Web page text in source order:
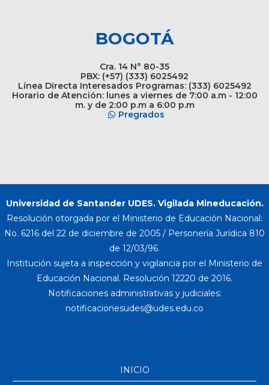
BOGOTÁ
Cra. 14 N° 80-35
PBX: (+57) (333) 6025492
Línea Directa Interesados Programas: (333) 6025492
Horario de Atención: lunes a viernes de 7:00 a.m - 12:00
m. y de 2:00 p.m a 6:00 p.m
Pregrados
Universidad de Santander UDES. Vigilada Mineducación.
Resolución otorgada por el Ministerio de Educación Nacional:
No. 6216 del 22 de diciembre de 2005 / Personería Jurídica 810
de 12/03/96.
Institución sujeta a inspección y vigilancia por el Ministerio de
Educación Nacional. Resolución 12220 de 2016.
Notificaciones administrativas y judiciales:
INICIO